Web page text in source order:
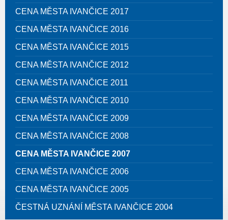
CENA MĚSTA IVANČICE 2017
CENA MĚSTA IVANČICE 2016
CENA MĚSTA IVANČICE 2015
CENA MĚSTA IVANČICE 2012
CENA MĚSTA IVANČICE 2011
CENA MĚSTA IVANČICE 2010
CENA MĚSTA IVANČICE 2009
CENA MĚSTA IVANČICE 2008
CENA MĚSTA IVANČICE 2007
CENA MĚSTA IVANČICE 2006
CENA MĚSTA IVANČICE 2005
ČESTNÁ UZNÁNÍ MĚSTA IVANČICE 2004